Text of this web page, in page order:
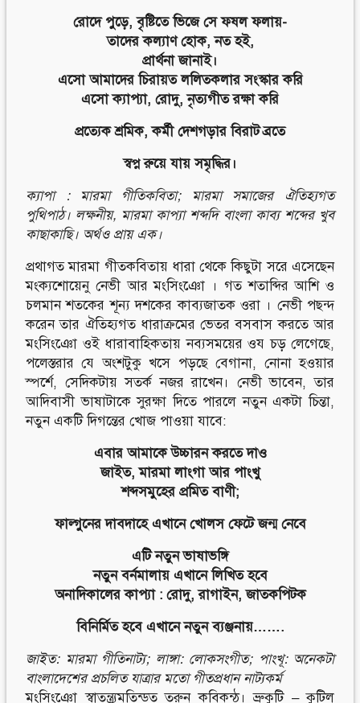
রোদে পুড়ে, বৃষ্টিতে ভিজে সে ফষল ফলায়-
তাদের কল্যাণ হোক, নত হই,
প্রার্থনা জানাই।
এসো আমাদের চিরায়ত ললিতকলার সংস্কার করি
এসো ক্যাপ্যা, রোদু, নৃত্যগীত রক্ষা করি
প্রত্যেক শ্রমিক, কর্মী দেশগড়ার বিরাট ব্রতে
স্বপ্ন রুয়ে যায় সমৃদ্ধির।
ক্যাপা : মারমা গীতিকবিতা; মারমা সমাজের ঐতিহ্যগত
পুথিপাঠ। লক্ষনীয়, মারমা কাপ্যা শব্দদি বাংলা কাব্য শব্দের খুব
কাছাকাছি। অর্থও প্রায় এক।
প্রথাগত মারমা গীতকবিতায় ধারা থেকে কিছুটা সরে এসেছেন
মংক্যশোয়েনু নেভী আর মংসিংঞো । গত শতাব্দির আশি ও
চলমান শতকের শূন্য দশকের কাব্যজাতক ওরা । নেভী পছন্দ
করেন তার ঐতিহ্যগত ধারাক্রমের ভেতর বসবাস করতে আর
মংসিংঞো ওই ধারাবাহিকতায় নব্যসময়ের ওয চড় লেগেছে,
পলেস্তরার যে অংশটুকু খসে পড়ছে বেগানা, নোনা হওয়ার
স্পর্শে, সেদিকটায় সতর্ক নজর রাখেন। নেভী ভাবেন, তার
আদিবাসী ভাষাটাকে সুরক্ষা দিতে পারলে নতুন একটা চিন্তা,
নতুন একটি দিগন্তের খোজ পাওয়া যাবে:
এবার আমাকে উচ্চারন করতে দাও
জাইত, মারমা লাংগা আর পাংখু
শব্দসমুহের প্রমিত বাণী;
ফাল্গুনের দাবদাহে এখানে খোলস ফেটে জন্ম নেবে
এটি নতুন ভাষাভঙ্গি
নতুন বর্নমালায় এখানে লিখিত হবে
অনাদিকালের কাপ্যা : রোদু, রাগাইন, জাতকপিটক
বিনির্মিত হবে এখানে নতুন ব্যঞ্জনায়…….
জাইত: মারমা গীতিনাট্য; লাঙ্গা: লোকসংগীত; পাংখূ: অনেকটা
বাংলাদেশের প্রচলিত যাত্রার মতো গীতপ্রধান নাট্যকর্ম
মংসিংঞো স্বাতন্ত্র্যমতিন্ডত তরুন কবিকন্ঠ। ভ্রুকুটি – কুটিল